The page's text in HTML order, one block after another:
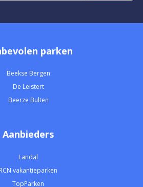
parken
Beekse Bergen
De Leistert
Beerze Bulten
Aanbieders
Landal
RCN vakantieparken
TopParken